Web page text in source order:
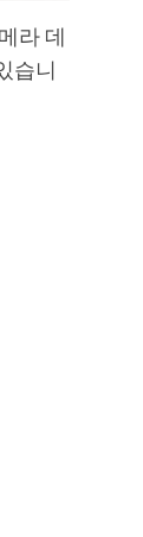
라 데
습니